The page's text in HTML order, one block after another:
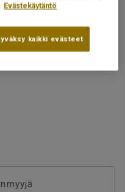
Evästekäytäntö
kaikki evästeet